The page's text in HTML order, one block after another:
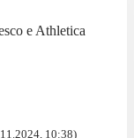
e Athletica
10:38)